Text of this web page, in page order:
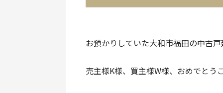
お預かりしていた大和市福田の中古戸
売主様K様、買主様W様、おめでとう